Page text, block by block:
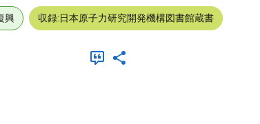
興 収録:日本原子力研究開発機構図書館蔵書